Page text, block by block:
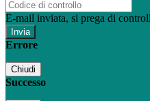
E-mail inviata, si prega di
Errore
Chiudi
Successo